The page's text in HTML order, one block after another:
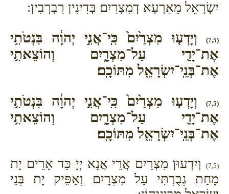
יִשְׂרָאֵל מֵאַרְעָא דְמִצְרַיִם בְּדִינִין רַבְרְבִין:
(7,5)
וְיָדְע֤וּ מִצְרַ֙יִם֙ כִּֽי־אֲנִ֣י יְהוָ֔ה בִּנְטֹתִ֥י
אֶת־יָדִ֖י עַל־מִצְרָ֑יִם וְהוֹצֵאתִ֥י
אֶת־בְּנֵֽי־יִשְׂרָאֵ֖ל מִתּוֹכָֽם׃
(7,5)
וְיָדְע֤וּ מִצְרַ֙יִם֙ כִּֽי־אֲנִ֣י יְהוָ֔ה בִּנְטֹתִ֥י
אֶת־יָדִ֖י עַל־מִצְרָ֑יִם וְהוֹצֵאתִ֥י
אֶת־בְּנֵֽי־יִשְׂרָאֵ֖ל מִתּוֹכָֽם׃
(7,5)
וְיִדְעוּן מִצְרַיִם אֲרֵי אֲנָא יְיָ כַּד אָרֵים יָת
מָחַת גְבֻרְתִּי עַל מִצְרָיִם וְאַפֵּיק יָת בְּנֵי